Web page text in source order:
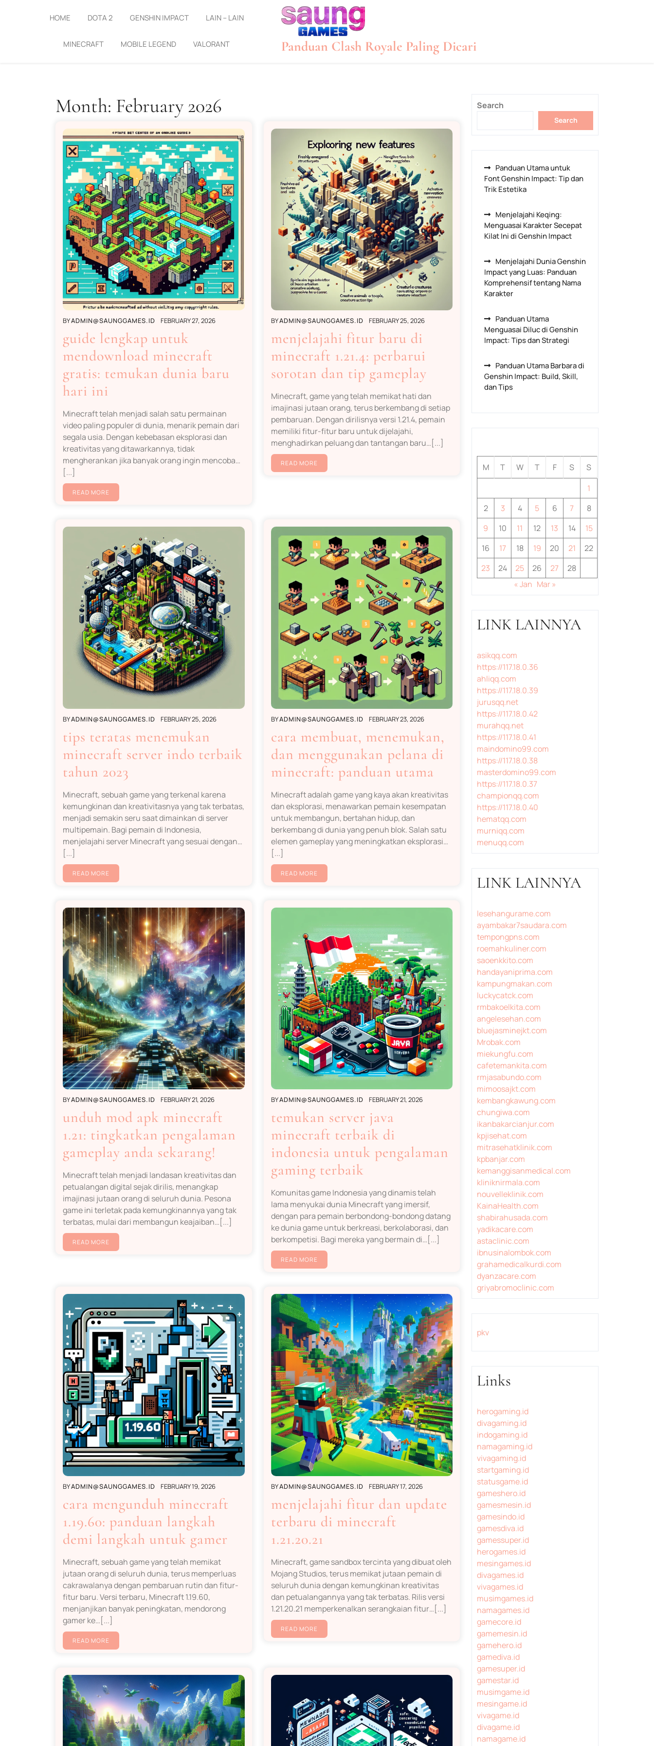
HOME DOTA 2 GENSHIN IMPACT LAIN – LAIN
MINECRAFT MOBILE LEGEND VALORANT Panduan Clash Royale Paling Dicari
Month: February 2026
BYADMIN@SAUNGGAMES.ID FEBRUARY 27, 2026
guide lengkap untuk
mendownload minecraft
gratis: temukan dunia baru
hari ini
Minecraft telah menjadi salah satu permainan
video paling populer di dunia, menarik pemain dari
segala usia. Dengan kebebasan eksplorasi dan
kreativitas yang ditawarkannya, tidak
mengherankan jika banyak orang ingin mencoba…
[...]
READ MORE
BYADMIN@SAUNGGAMES.ID FEBRUARY 25, 2026
menjelajahi fitur baru di
minecraft 1.21.4: perbarui
sorotan dan tip gameplay
Minecraft, game yang telah memikat hati dan
imajinasi jutaan orang, terus berkembang di setiap
pembaruan. Dengan dirilisnya versi 1.21.4, pemain
memiliki fitur-fitur baru untuk dijelajahi,
menghadirkan peluang dan tantangan baru…[...]
READ MORE
BYADMIN@SAUNGGAMES.ID FEBRUARY 25, 2026
tips teratas menemukan
minecraft server indo terbaik
tahun 2023
Minecraft, sebuah game yang terkenal karena
kemungkinan dan kreativitasnya yang tak terbatas,
menjadi semakin seru saat dimainkan di server
multipemain. Bagi pemain di Indonesia,
menjelajahi server Minecraft yang sesuai dengan…
[...]
READ MORE
BYADMIN@SAUNGGAMES.ID FEBRUARY 23, 2026
cara membuat, menemukan,
dan menggunakan pelana di
minecraft: panduan utama
Minecraft adalah game yang kaya akan kreativitas
dan eksplorasi, menawarkan pemain kesempatan
untuk membangun, bertahan hidup, dan
berkembang di dunia yang penuh blok. Salah satu
elemen gameplay yang meningkatkan eksplorasi…
[...]
READ MORE
BYADMIN@SAUNGGAMES.ID FEBRUARY 21, 2026
unduh mod apk minecraft
1.21: tingkatkan pengalaman
gameplay anda sekarang!
Minecraft telah menjadi landasan kreativitas dan
petualangan digital sejak dirilis, menangkap
imajinasi jutaan orang di seluruh dunia. Pesona
game ini terletak pada kemungkinannya yang tak
terbatas, mulai dari membangun keajaiban…[...]
READ MORE
BYADMIN@SAUNGGAMES.ID FEBRUARY 21, 2026
temukan server java
minecraft terbaik di
indonesia untuk pengalaman
gaming terbaik
Komunitas game Indonesia yang dinamis telah
lama menyukai dunia Minecraft yang imersif,
dengan para pemain berbondong-bondong datang
ke dunia game untuk berkreasi, berkolaborasi, dan
berkompetisi. Bagi mereka yang bermain di…[...]
READ MORE
BYADMIN@SAUNGGAMES.ID FEBRUARY 19, 2026
cara mengunduh minecraft
1.19.60: panduan langkah
demi langkah untuk gamer
Minecraft, sebuah game yang telah memikat
jutaan orang di seluruh dunia, terus memperluas
cakrawalanya dengan pembaruan rutin dan fitur-
fitur baru. Versi terbaru, Minecraft 1.19.60,
menjanjikan banyak peningkatan, mendorong
gamer ke…[...]
READ MORE
BYADMIN@SAUNGGAMES.ID FEBRUARY 17, 2026
menjelajahi fitur dan update
terbaru di minecraft
1.21.20.21
Minecraft, game sandbox tercinta yang dibuat oleh
Mojang Studios, terus memikat jutaan pemain di
seluruh dunia dengan kemungkinan kreativitas
dan petualangannya yang tak terbatas. Rilis versi
1.21.20.21 memperkenalkan serangkaian fitur…[...]
READ MORE
Search
Search
Panduan Utama untuk
Font Genshin Impact: Tip dan
Trik Estetika
Menjelajahi Keqing:
Menguasai Karakter Secepat
Kilat Ini di Genshin Impact
Menjelajahi Dunia Genshin
Impact yang Luas: Panduan
Komprehensif tentang Nama
Karakter
Panduan Utama
Menguasai Diluc di Genshin
Impact: Tips dan Strategi
Panduan Utama Barbara di
Genshin Impact: Build, Skill,
dan Tips
M
T W T F S
S
1
2
3 4 5 6 7
8
9
10 11 12 13 14
15
16
17 18 19 20 21
22
23
24 25 26 27
28
« Jan Mar »
LINK LAINNYA
asikqq.com
https://117.18.0.36
ahliqq.com
https://117.18.0.39
jurusqq.net
https://117.18.0.42
murahqq.net
https://117.18.0.41
maindomino99.com
https://117.18.0.38
masterdomino99.com
https://117.18.0.37
championqq.com
https://117.18.0.40
hematqq.com
murniqq.com
menuqq.com
LINK LAINNYA
lesehangurame.com
ayambakar7saudara.com
tempongpns.com
roemahkuliner.com
saoenkkito.com
handayaniprima.com
kampungmakan.com
luckycatck.com
rmbakoelkita.com
angelesehan.com
bluejasminejkt.com
Mrobak.com
miekungfu.com
cafetemankita.com
rmjasabundo.com
mimoosajkt.com
kembangkawung.com
chungiwa.com
ikanbakarcianjur.com
kpjisehat.com
mitrasehatklinik.com
kpbanjar.com
kemanggisanmedical.com
kliniknirmala.com
nouvelleklinik.com
KainaHealth.com
shabirahusada.com
yadikacare.com
astaclinic.com
ibnusinalombok.com
grahamedicalkurdi.com
dyanzacare.com
griyabromoclinic.com
pkv
Links
herogaming.id
divagaming.id
indogaming.id
namagaming.id
vivagaming.id
startgaming.id
statusgame.id
gameshero.id
gamesmesin.id
gamesindo.id
gamesdiva.id
gamessuper.id
herogames.id
mesingames.id
divagames.id
vivagames.id
musimgames.id
namagames.id
gamecore.id
gamemesin.id
gamehero.id
gamediva.id
gamesuper.id
gamestar.id
musimgame.id
mesingame.id
vivagame.id
divagame.id
namagame.id